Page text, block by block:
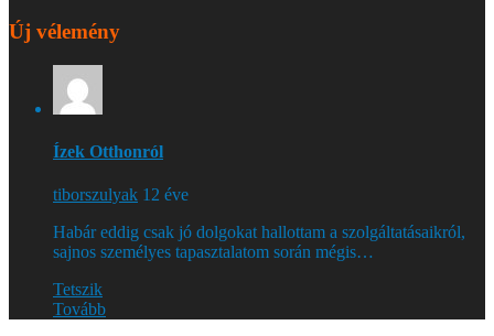
Új vélemény
Ízek Otthonról
tiborszulyak 12 éve
Habár eddig csak jó dolgokat hallottam a szolgáltatásaikról,
sajnos személyes tapasztalatom során mégis…
Tetszik
Tovább